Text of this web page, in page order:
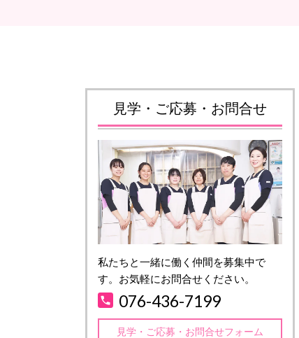
見学・ご応募・お問合せ
私たちと一緒に働く仲間を募集中で
す。お気軽にお問合せください。
076-436-7199
見学・ご応募・お問合せフォーム